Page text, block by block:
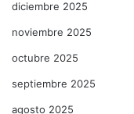
diciembre 2025
noviembre 2025
octubre 2025
septiembre 2025
agosto 2025